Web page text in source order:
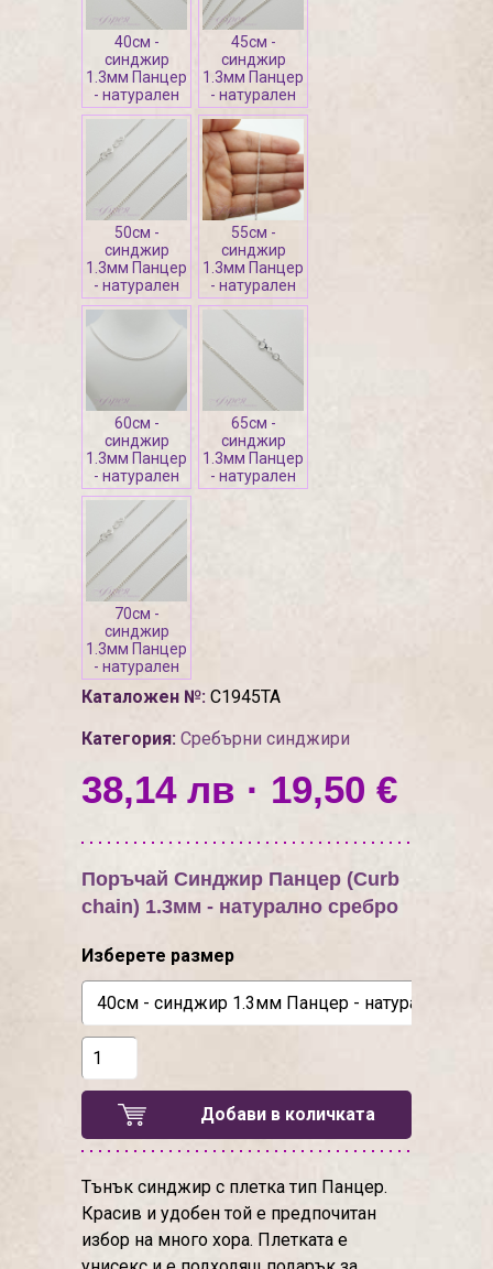
40см -
синджир
1.3мм Панцер
- натурален
45см -
синджир
1.3мм Панцер
- натурален
50см -
синджир
1.3мм Панцер
- натурален
55см -
синджир
1.3мм Панцер
- натурален
60см -
синджир
1.3мм Панцер
- натурален
65см -
синджир
1.3мм Панцер
- натурален
70см -
синджир
1.3мм Панцер
- натурален
Каталожен №: С1945ТА
Категория: Сребърни синджири
38,14 лв · 19,50 €
Поръчай Синджир Панцер (Curb
chain) 1.3мм - натурално сребро
Изберете размер
Добави в количката
Тънък синджир с плетка тип Панцер.
Красив и удобен той е предпочитан
избор на много хора. Плетката е